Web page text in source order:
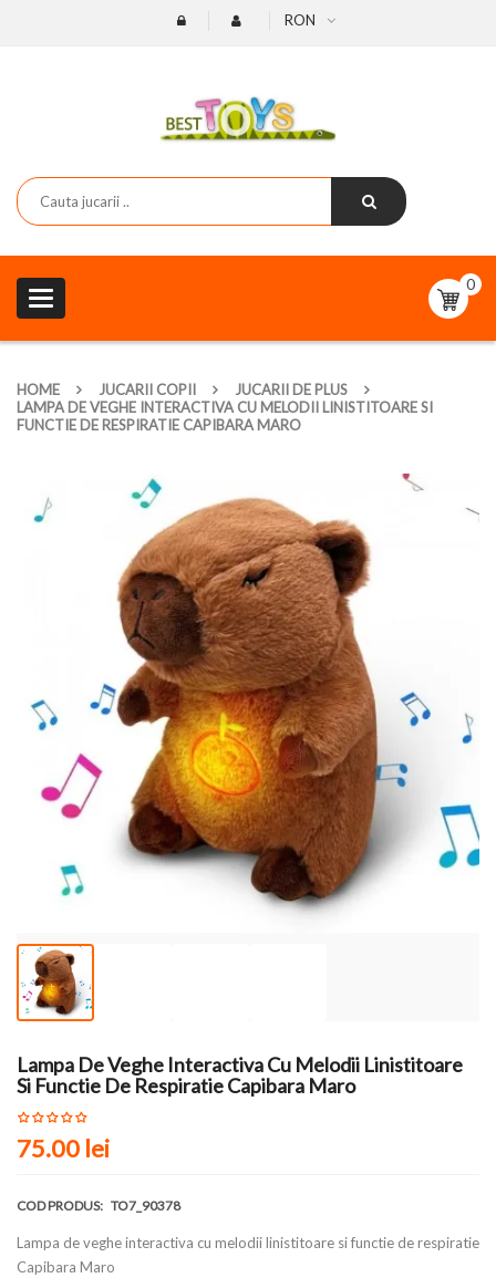
RON
Toggle
navigation
0
HOME JUCARII COPII
JUCARII DE PLUS
LAMPA DE VEGHE INTERACTIVA CU MELODII LINISTITOARE SI
FUNCTIE DE RESPIRATIE CAPIBARA MARO
Lampa De Veghe Interactiva Cu Melodii Linistitoare
Si Functie De Respiratie Capibara Maro
75.00 lei
COD PRODUS: TO7_90378
Lampa de veghe interactiva cu melodii linistitoare si functie de respiratie
Capibara Maro